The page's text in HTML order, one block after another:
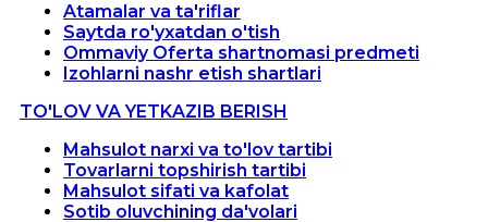
Atamalar va ta'riflar
Saytda ro'yxatdan o'tish
Ommaviy Oferta shartnomasi predmeti
Izohlarni nashr etish shartlari
TO'LOV VA YETKAZIB BERISH
Mahsulot narxi va to'lov tartibi
Tovarlarni topshirish tartibi
Mahsulot sifati va kafolat
Sotib oluvchining da'volari